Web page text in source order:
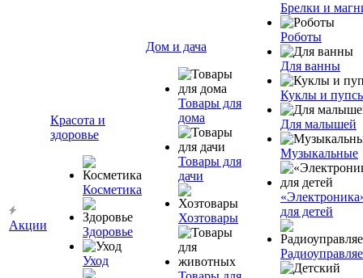
Акции
Красота и
здоровье
Косметика
Здоровье
Уход
Дом и дача
Товары для
дома
Товары для
дачи
Хозтовары
Брелки и
Роботы
Для ванны
Куклы и
Для малышей
Музыкальные
для детей